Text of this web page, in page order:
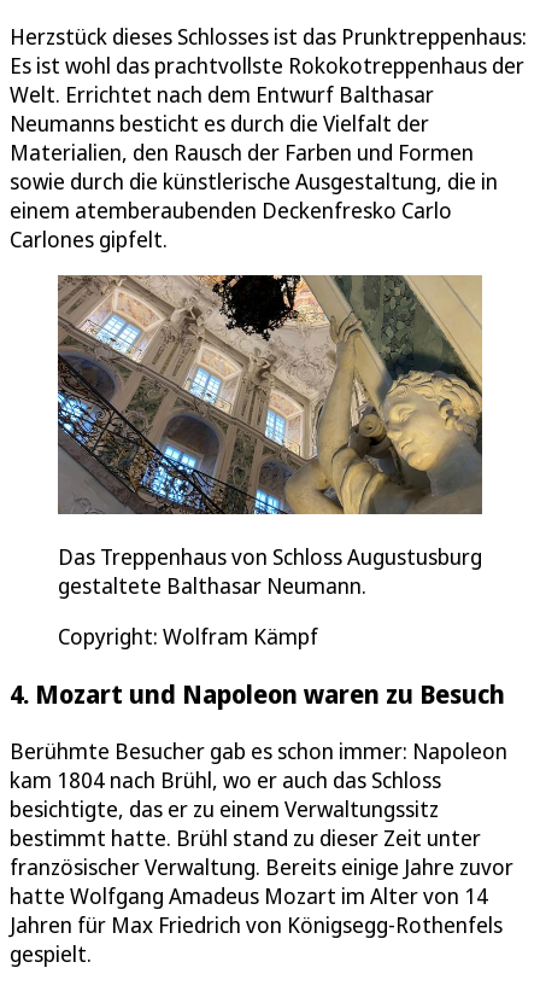
Herzstück dieses Schlosses ist das Prunktreppenhaus:
Es ist wohl das prachtvollste Rokokotreppenhaus der
Welt. Errichtet nach dem Entwurf Balthasar
Neumanns besticht es durch die Vielfalt der
Materialien, den Rausch der Farben und Formen
sowie durch die künstlerische Ausgestaltung, die in
einem atemberaubenden Deckenfresko Carlo
Carlones gipfelt.
Das Treppenhaus von Schloss Augustusburg
gestaltete Balthasar Neumann.
Copyright: Wolfram Kämpf
4. Mozart und Napoleon waren zu Besuch
Berühmte Besucher gab es schon immer: Napoleon
kam 1804 nach Brühl, wo er auch das Schloss
besichtigte, das er zu einem Verwaltungssitz
bestimmt hatte. Brühl stand zu dieser Zeit unter
französischer Verwaltung. Bereits einige Jahre zuvor
hatte Wolfgang Amadeus Mozart im Alter von 14
Jahren für Max Friedrich von Königsegg-Rothenfels
gespielt.